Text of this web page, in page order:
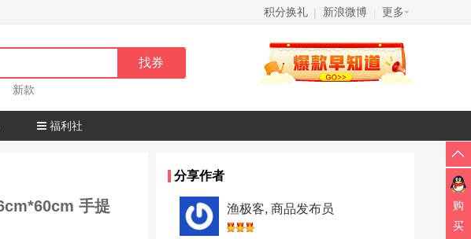
积分换礼 | 新浪微博 更多
新款
福利社
分享作者
渔极客, 商品发布员
购
买